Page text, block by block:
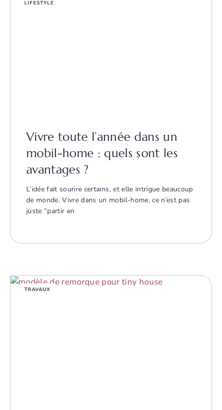
LIFESTYLE
Vivre toute l’année dans un
mobil-home : quels sont les
avantages ?
L’idée fait sourire certains, et elle intrigue beaucoup
de monde. Vivre dans un mobil-home, ce n’est pas
juste “partir en
TRAVAUX